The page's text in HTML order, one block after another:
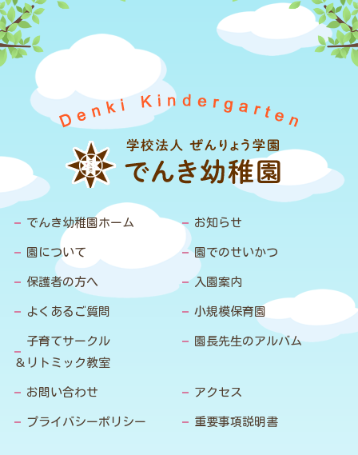
でんき幼稚園ホーム お知らせ
園について 園でのせいかつ
保護者の方へ 入園案内
よくあるご質問 小規模保育園
子育てサークル
＆リトミック教室
園長先生のアルバム
お問い合わせ アクセス
プライバシーポリシー 重要事項説明書